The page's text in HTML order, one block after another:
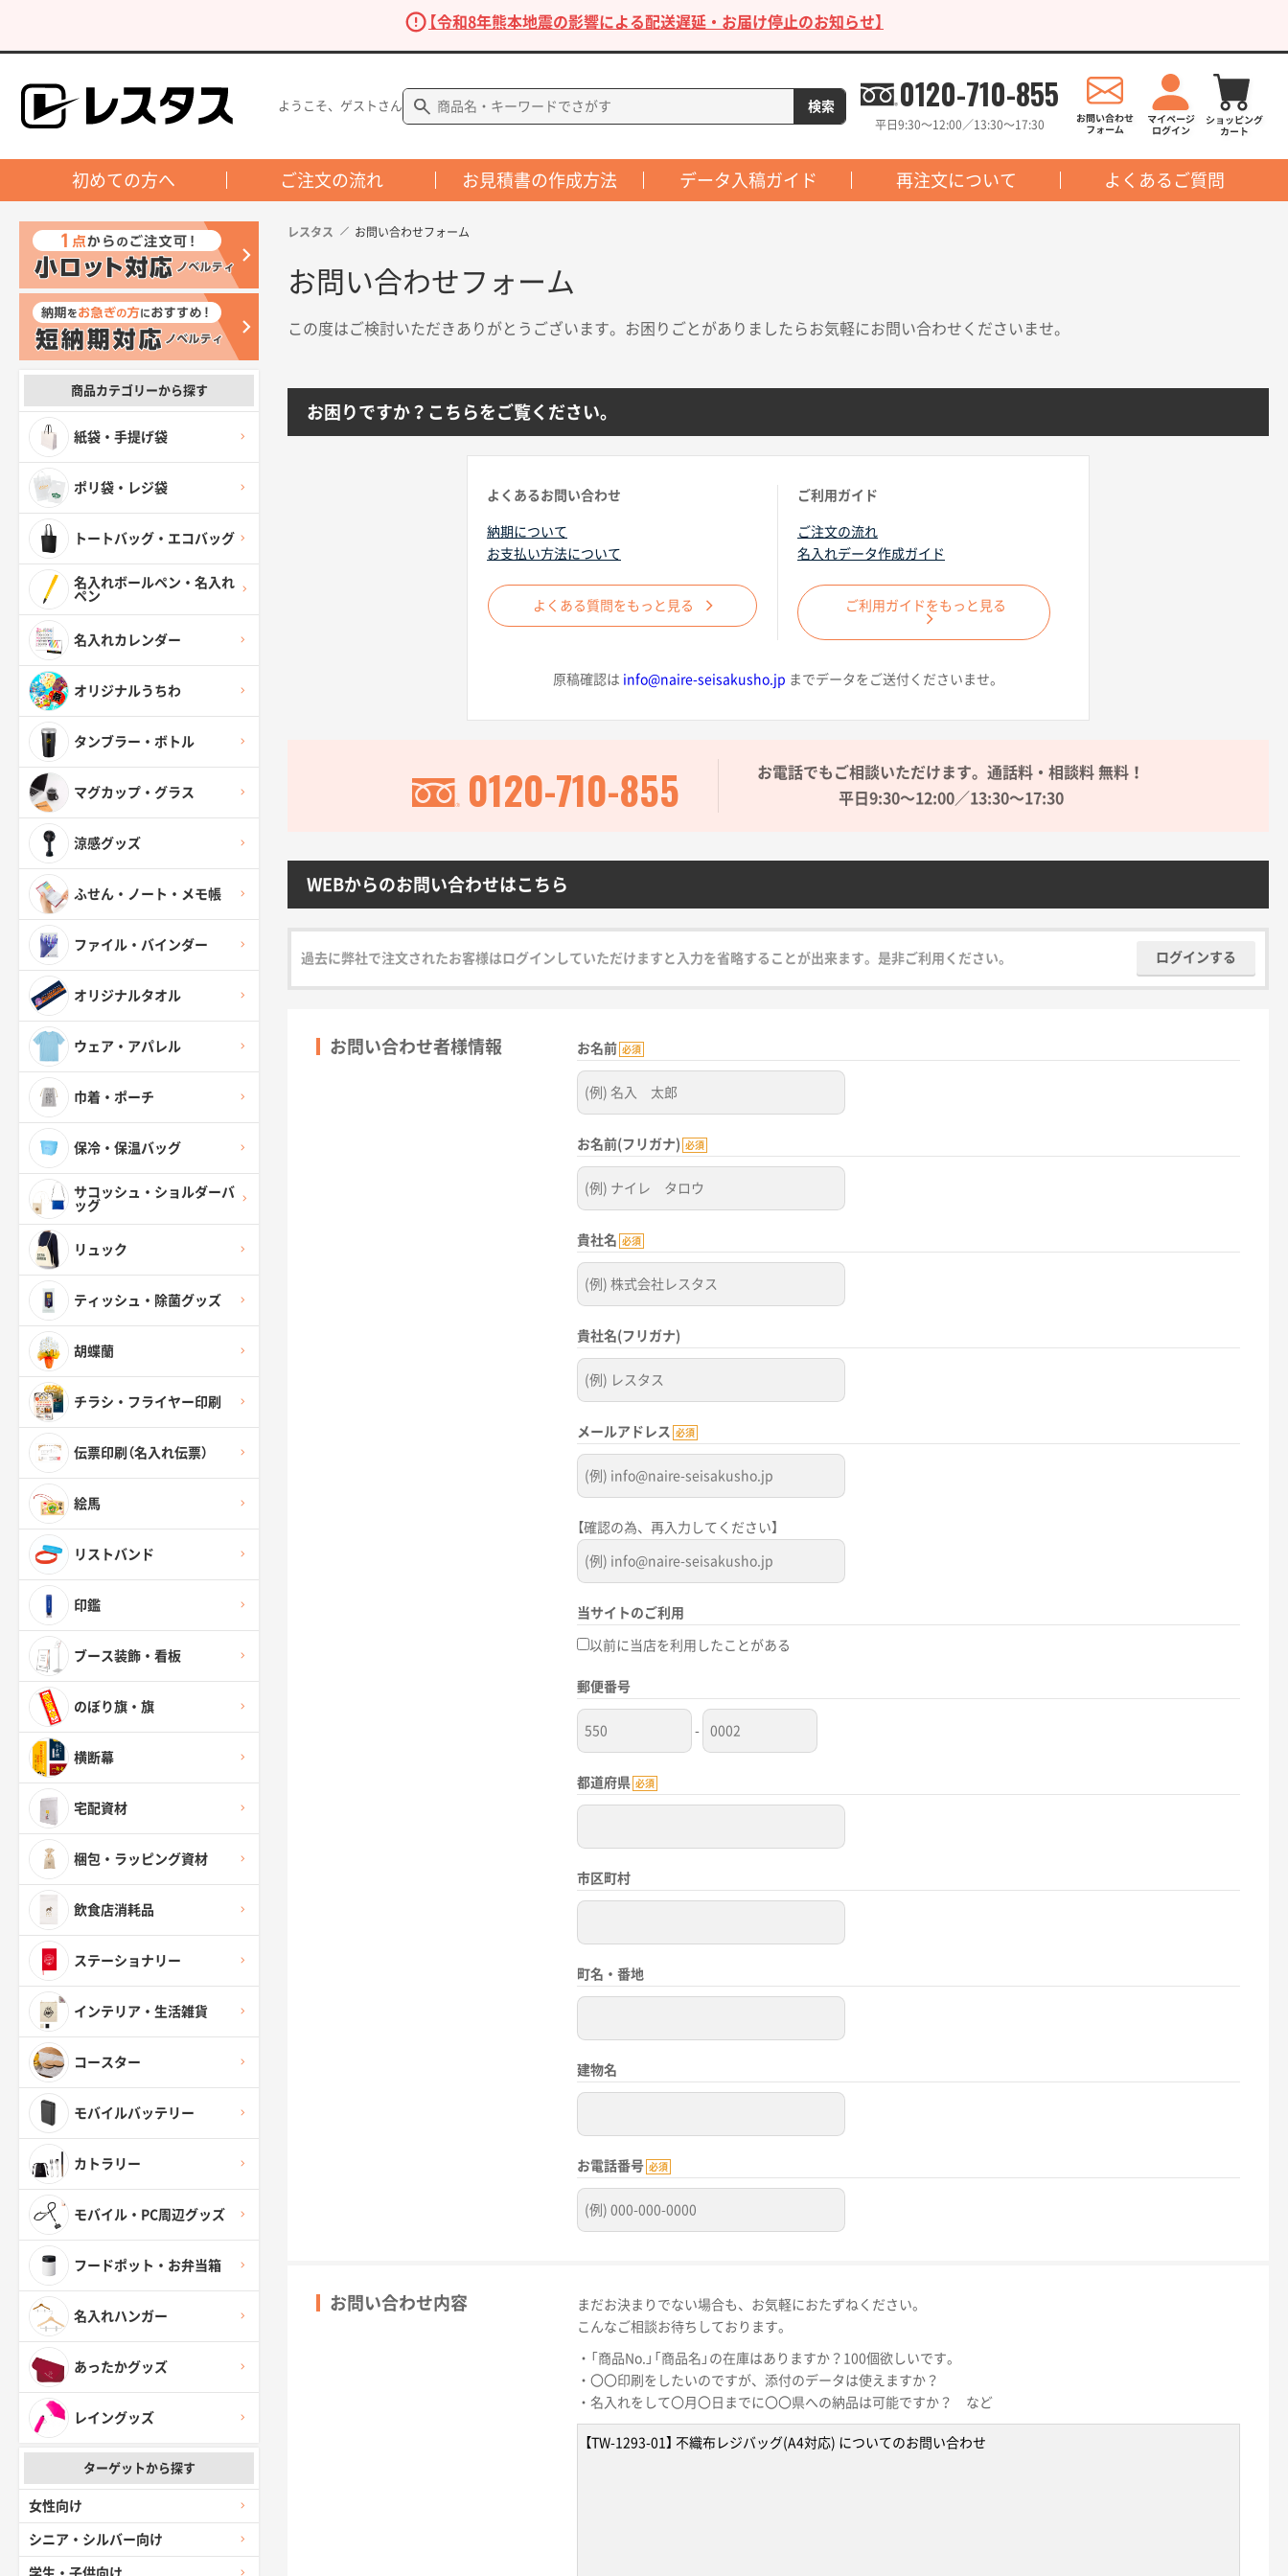
【令和8年熊本地震の影響による配送遅延・お届け停止のお知らせ】
ようこそ、ゲストさん 0120-710-855
平日9:30〜12:00／13:30〜17:30
初めての方へ ご注文の流れ お見積書の作成方法 データ入稿ガイド 再注文について よくあるご質問
商品カテゴリーから探す
紙袋・手提げ袋
ポリ袋・レジ袋
トートバッグ・エコバッグ
名入れボールペン・名入れ
ペン
名入れカレンダー
オリジナルうちわ
タンブラー・ボトル
マグカップ・グラス
涼感グッズ
ふせん・ノート・メモ帳
ファイル・バインダー
オリジナルタオル
ウェア・アパレル
巾着・ポーチ
保冷・保温バッグ
サコッシュ・ショルダーバ
ッグ
リュック
ティッシュ・除菌グッズ
胡蝶蘭
チラシ・フライヤー印刷
伝票印刷（名入れ伝票）
絵馬
リストバンド
印鑑
ブース装飾・看板
のぼり旗・旗
横断幕
宅配資材
梱包・ラッピング資材
飲食店消耗品
ステーショナリー
インテリア・生活雑貨
コースター
モバイルバッテリー
カトラリー
モバイル・PC周辺グッズ
フードポット・お弁当箱
名入れハンガー
あったかグッズ
レイングッズ
ターゲットから探す
女性向け
シニア・シルバー向け
学生・子供向け
レスタス お問い合わせフォーム
お問い合わせフォーム
この度はご検討いただきありがとうございます。お困りごとがありましたらお気軽にお問い合わせくださいませ。
お困りですか？こちらをご覧ください。
よくあるお問い合わせ
納期について
お支払い方法について
よくある質問をもっと見る
ご利用ガイド
ご注文の流れ
名入れデータ作成ガイド
ご利用ガイドをもっと見る
原稿確認は info@naire-seisakusho.jp までデータをご送付くださいませ。
0120-710-855
お電話でもご相談いただけます。通話料・相談料 無料！
平日9:30〜12:00／13:30〜17:30
WEBからのお問い合わせはこちら
過去に弊社で注文されたお客様はログインしていただけますと入力を省略することが出来ます。是非ご利用ください。 ログインする
お問い合わせ者様情報 お名前 必須
お名前(フリガナ) 必須
貴社名 必須
貴社名(フリガナ)
メールアドレス 必須
【確認の為、再入力してください】
当サイトのご利用
以前に当店を利用したことがある
郵便番号
-
都道府県 必須
市区町村
町名・番地
建物名
お電話番号 必須
お問い合わせ内容
まだお決まりでない場合も、お気軽におたずねください。
こんなご相談お待ちしております。
・「商品No.」「商品名」の在庫はありますか？100個欲しいです。
・〇〇印刷をしたいのですが、添付のデータは使えますか？
・名入れをして〇月〇日までに〇〇県への納品は可能ですか？ など